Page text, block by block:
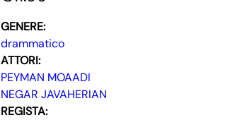
GENERE:
drammatico
ATTORI:
PEYMAN MOAADI
NEGAR JAVAHERIAN
REGISTA: